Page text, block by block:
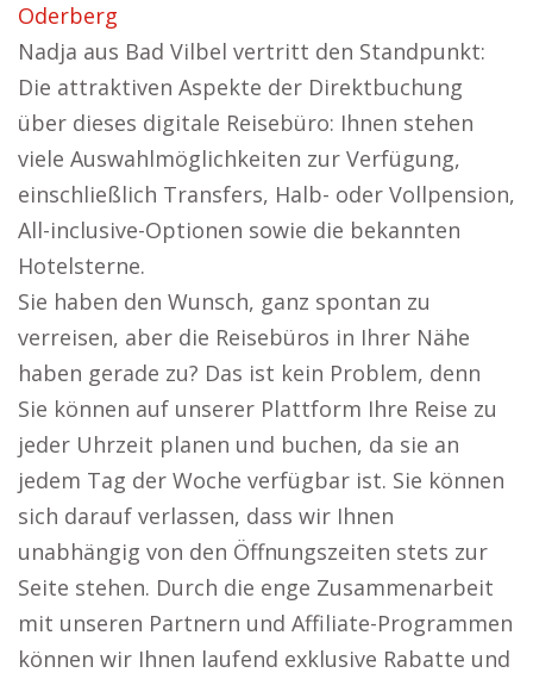
Oderberg
Nadja aus Bad Vilbel vertritt den Standpunkt:
Die attraktiven Aspekte der Direktbuchung
über dieses digitale Reisebüro: Ihnen stehen
viele Auswahlmöglichkeiten zur Verfügung,
einschließlich Transfers, Halb- oder Vollpension,
All-inclusive-Optionen sowie die bekannten
Hotelsterne.
Sie haben den Wunsch, ganz spontan zu
verreisen, aber die Reisebüros in Ihrer Nähe
haben gerade zu? Das ist kein Problem, denn
Sie können auf unserer Plattform Ihre Reise zu
jeder Uhrzeit planen und buchen, da sie an
jedem Tag der Woche verfügbar ist. Sie können
sich darauf verlassen, dass wir Ihnen
unabhängig von den Öffnungszeiten stets zur
Seite stehen. Durch die enge Zusammenarbeit
mit unseren Partnern und Affiliate-Programmen
können wir Ihnen laufend exklusive Rabatte und